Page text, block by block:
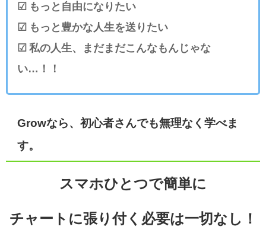
☑ もっと自由になりたい
☑ もっと豊かな人生を送りたい
☑ 私の人生、まだまだこんなもんじゃな
い…！！
Growなら、初心者さんでも無理なく学べま
す。
スマホひとつで簡単に
チャートに張り付く必要は一切なし！